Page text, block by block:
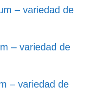
– variedad de
– variedad de
– variedad de